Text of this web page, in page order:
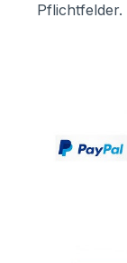
Pflichtfelder.